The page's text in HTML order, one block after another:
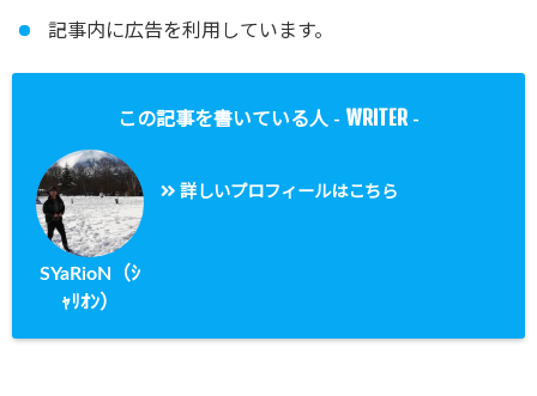
記事内に広告を利用しています。
この記事を書いている人 - WRITER -
SYaRioN（ｼ
ｬﾘｵﾝ）
詳しいプロフィールはこちら